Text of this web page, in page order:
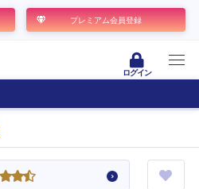
プレミアム会員登録
ログイン